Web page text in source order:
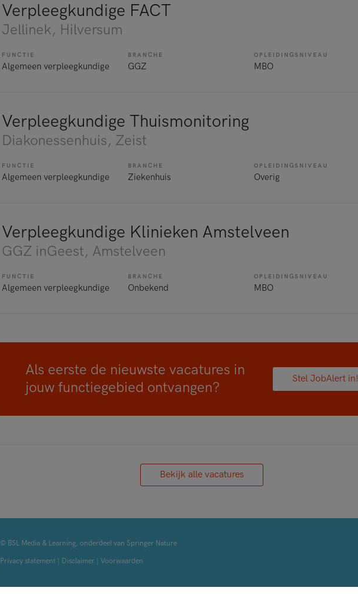
Verpleegkundige FACT
Jellinek, Hilversum
FUNCTIE
Algemeen verpleegkundige
BRANCHE
GGZ
OPLEIDINGSNIVEAU
MBO
Verpleegkundige Thuismonitoring
Diakonessenhuis, Zeist
FUNCTIE
Algemeen verpleegkundige
BRANCHE
Ziekenhuis
OPLEIDINGSNIVEAU
Overig
Verpleegkundige Klinieken Amstelveen
GGZ inGeest, Amstelveen
FUNCTIE
Algemeen verpleegkundige
BRANCHE
Onbekend
OPLEIDINGSNIVEAU
MBO
Als eerste de nieuwste vacatures in
jouw functiegebied ontvangen?
Stel JobAlert in!
Bekijk alle vacatures
© BSL Media & Learning, onderdeel van Springer Nature
Privacy statement | Disclaimer | Voorwaarden